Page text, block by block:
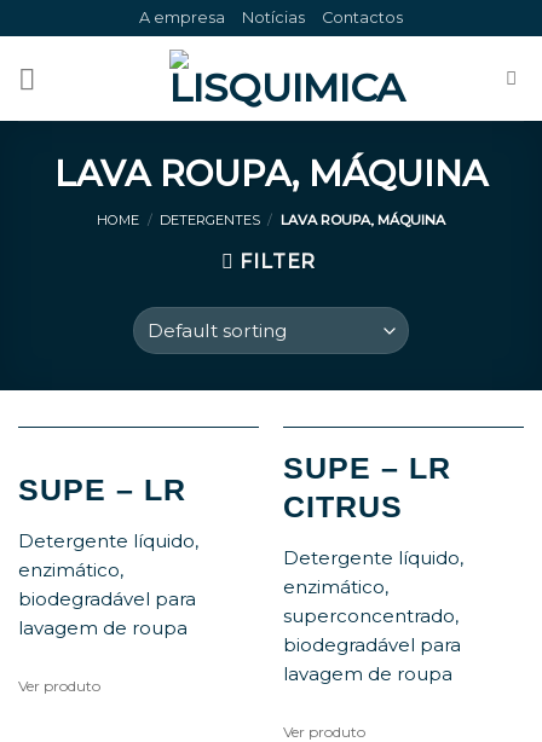
to
content
A empresa Notícias Contactos
LAVA ROUPA, MÁQUINA
HOME / DETERGENTES / LAVA ROUPA, MÁQUINA
FILTER
SUPE – LR
Detergente líquido,
enzimático,
biodegradável para
lavagem de roupa
Ver produto
SUPE – LR
CITRUS
Detergente líquido,
enzimático,
superconcentrado,
biodegradável para
lavagem de roupa
Ver produto